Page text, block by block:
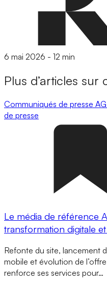
6 mai 2026 - 12 min
Plus d’articles sur
Communiqués de presse
de presse
Le média de référence
transformation digitale
Refonte du site, lancement
mobile et évolution de
renforce ses services pour…